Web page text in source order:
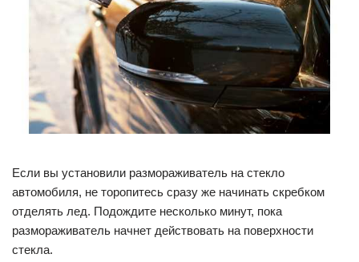
Если вы установили размораживатель на стекло
автомобиля, не торопитесь сразу же начинать скребком
отделять лед. Подождите несколько минут, пока
размораживатель начнет действовать на поверхности
стекла.